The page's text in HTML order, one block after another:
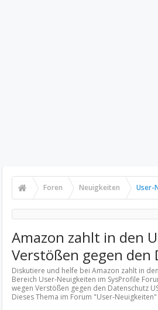
Foren Neuigkeiten User-
Amazon zahlt in den
Verstößen gegen den
Diskutiere und helfe bei Amazon zahlt in
Bereich User-Neuigkeiten im SysProfile
wegen Verstößen gegen den Datenschutz
Dieses Thema im Forum "User-Neuigkeiten